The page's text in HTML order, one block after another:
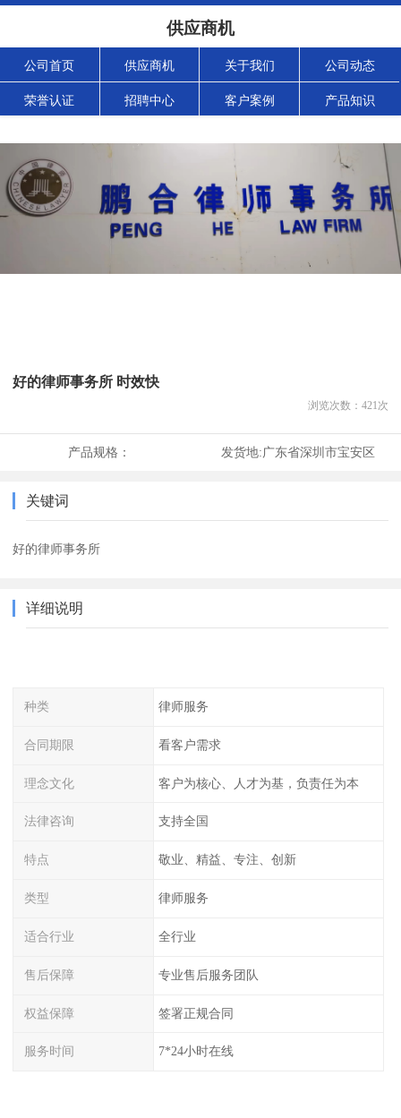
供应商机
公司首页 供应商机 关于我们 公司动态
荣誉认证 招聘中心 客户案例 产品知识
好的律师事务所 时效快
浏览次数： 421次
产品规格： 发货地:广东省深圳市宝安区
关键词
好的律师事务所
详细说明
种类 律师服务
合同期限 看客户需求
理念文化 客户为核心、人才为基，负责任为本
法律咨询 支持全国
特点 敬业、精益、专注、创新
类型 律师服务
适合行业 全行业
售后保障 专业售后服务团队
权益保障 签署正规合同
服务时间 7*24小时在线